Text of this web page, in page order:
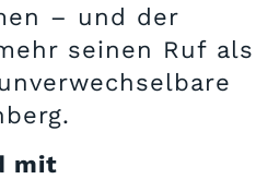
– und der
seinen Ruf als
mit